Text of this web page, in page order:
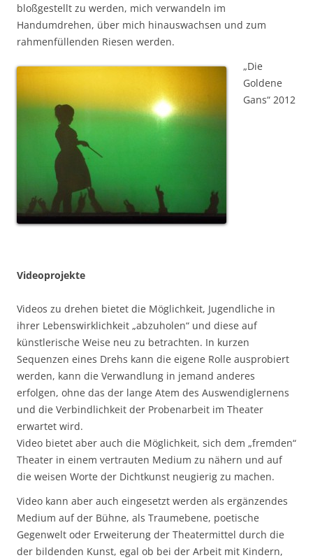
bloßgestellt zu werden, mich verwandeln im
Handumdrehen, über mich hinauswachsen und zum
rahmenfüllenden Riesen werden.
„Die
Goldene
Gans“ 2012
Videoprojekte
Videos zu drehen bietet die Möglichkeit, Jugendliche in
ihrer Lebenswirklichkeit „abzuholen“ und diese auf
künstlerische Weise neu zu betrachten. In kurzen
Sequenzen eines Drehs kann die eigene Rolle ausprobiert
werden, kann die Verwandlung in jemand anderes
erfolgen, ohne das der lange Atem des Auswendiglernens
und die Verbindlichkeit der Probenarbeit im Theater
erwartet wird.
Video bietet aber auch die Möglichkeit, sich dem „fremden“
Theater in einem vertrauten Medium zu nähern und auf
die weisen Worte der Dichtkunst neugierig zu machen.
Video kann aber auch eingesetzt werden als ergänzendes
Medium auf der Bühne, als Traumebene, poetische
Gegenwelt oder Erweiterung der Theatermittel durch die
der bildenden Kunst, egal ob bei der Arbeit mit Kindern,